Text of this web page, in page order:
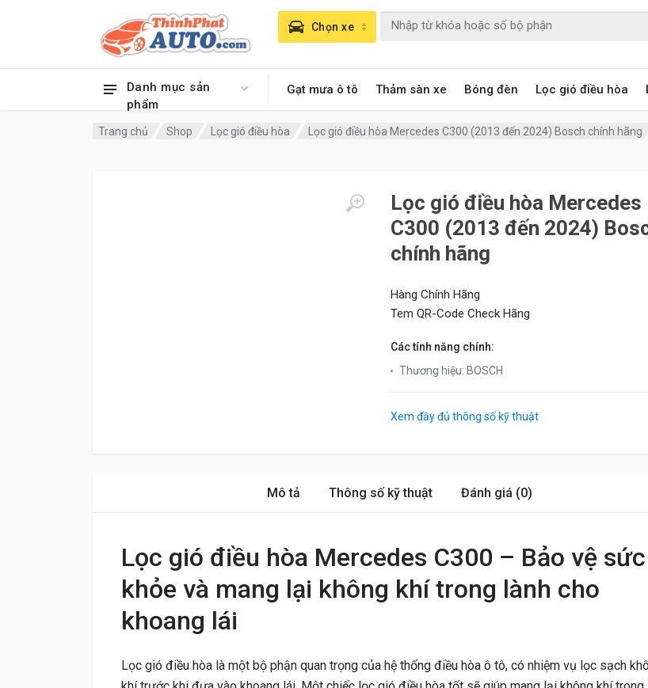
Danh mục sản
phẩm
Gạt mưa ô tô Thảm sàn xe Bóng đèn Lọc gió điều hòa
Chọn xe
Trang chủ Shop Lọc gió điều hòa Lọc gió điều hòa Mercedes C300 (2013 đến 2024) Bosch chính hãng
Lọc gió điều hòa Mercedes
C300 (2013 đến 2024)
chính hãng
Hàng Chính Hãng
Tem QR-Code Check Hãng
Các tính năng chính:
Thương hiệu: BOSCH
Xem đầy đủ thông số kỹ thuật
Mô tả Thông số kỹ thuật Đánh giá (0)
Lọc gió điều hòa Mercedes C300 – Bảo vệ sức
khỏe và mang lại không khí trong lành cho
khoang lái
Lọc gió điều hòa là một bộ phận quan trọng của hệ thống điều hòa ô tô, có nhiệm vụ lọc sạch